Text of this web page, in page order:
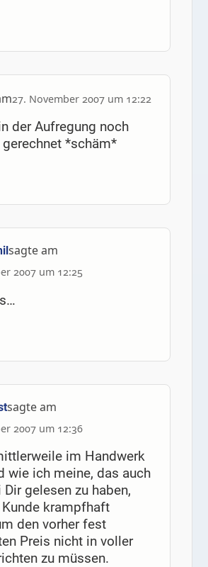
27. November 2007 um 12:22
der Aufregung noch
*schäm*
sagte am
2007 um 12:25
sagte am
2007 um 12:36
im Handwerk
wie ich meine, das auch
gelesen zu haben,
krampfhaft
den vorher fest
Preis nicht in voller
zu müssen.